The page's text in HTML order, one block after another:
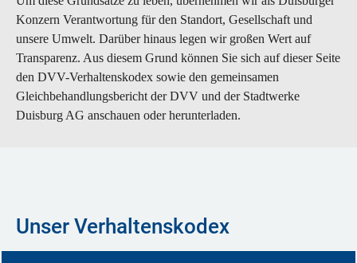
Konzern Verantwortung für den Standort, Gesellschaft und
unsere Umwelt. Darüber hinaus legen wir großen Wert auf
Transparenz. Aus diesem Grund können Sie sich auf dieser Seite
den DVV-Verhaltenskodex sowie den gemeinsamen
Gleichbehandlungsbericht der DVV und der Stadtwerke
Duisburg AG anschauen oder herunterladen.
Unser Verhaltenskodex